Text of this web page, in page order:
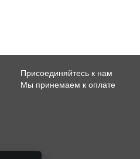
Присоединяйтесь к нам
Мы принемаем к оплате